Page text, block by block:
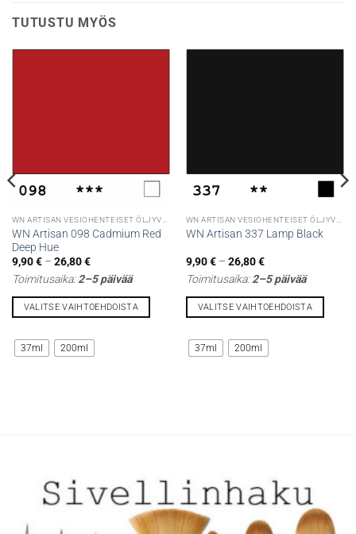
TUTUSTU MYÖS
WN Artisan 098 Cadmium Red
Deep Hue
9,90€ – 26,80€Hintaluokka:
-
Toimitusaika:2–5 päivää
VALITSE VAIHTOEHDOISTA
tuotteella
on
37ml 200ml
WN Artisan 337 Lamp Black
9,90€ – 26,80€Hintaluokka:
-
Toimitusaika:2–5 päivää
VALITSE VAIHTOEHDOISTA
tuotteella
on
37ml 200ml